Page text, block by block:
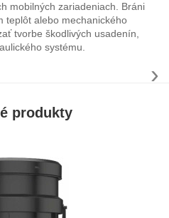
mobilných zariadeniach. Bráni
teplôt alebo mechanického
tvorbe škodlivých usadenín,
systému.
produkty
›